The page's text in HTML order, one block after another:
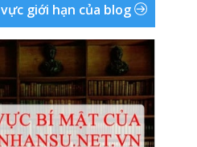
giới hạn của blog